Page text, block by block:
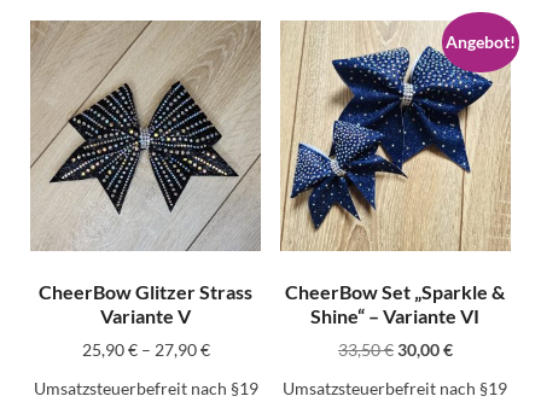
CheerBow Glitzer Strass
Variante V
25,90€– 27,90€
Umsatzsteuerbefreit nach §19
Angebot!
CheerBow Set „Sparkle &
Shine“ – Variante VI
33,50€30,00€
Umsatzsteuerbefreit nach §19